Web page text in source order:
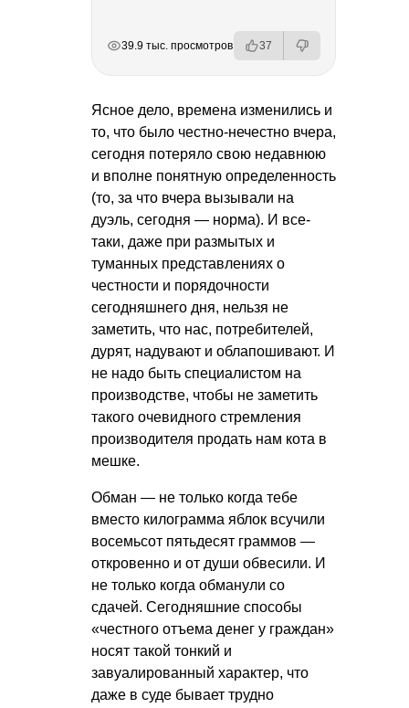
39.9 тыс. просмотров 37
Ясное дело, времена изменились и
то, что было честно-нечестно вчера,
сегодня потеряло свою недавнюю
и вполне понятную определенность
(то, за что вчера вызывали на
дуэль, сегодня — норма). И все-
таки, даже при размытых и
туманных представлениях о
честности и порядочности
сегодняшнего дня, нельзя не
заметить, что нас, потребителей,
дурят, надувают и облапошивают. И
не надо быть специалистом на
производстве, чтобы не заметить
такого очевидного стремления
производителя продать нам кота в
мешке.
Обман — не только когда тебе
вместо килограмма яблок всучили
восемьсот пятьдесят граммов —
откровенно и от души обвесили. И
не только когда обманули со
сдачей. Сегодняшние способы
«честного отъема денег у граждан»
носят такой тонкий и
завуалированный характер, что
даже в суде бывает трудно